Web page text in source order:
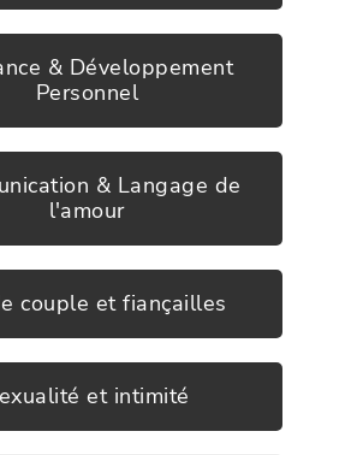
& Développement
Personnel
& Langage de
l'amour
couple et fiançailles
et intimité